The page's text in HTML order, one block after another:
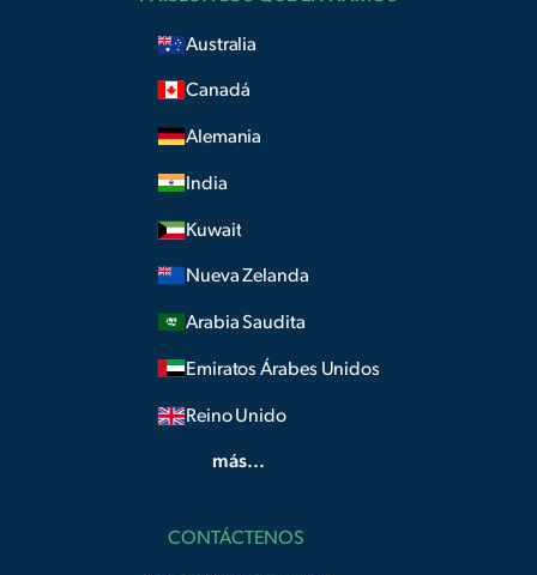
Australia
Canadá
Alemania
India
Kuwait
Nueva Zelanda
Arabia Saudita
Emiratos Árabes Unidos
Reino Unido
más...
CONTÁCTENOS